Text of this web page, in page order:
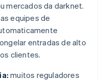
mercados da darknet.
equipes de
entradas de alto
clientes.
muitos reguladores